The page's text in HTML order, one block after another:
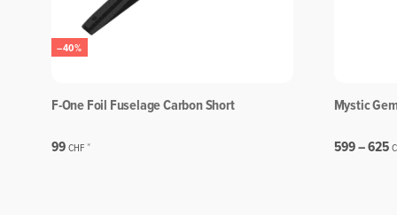
–40%
F-One Foil Fuselage Carbon Short
99CHF*
Mystic
599 –625